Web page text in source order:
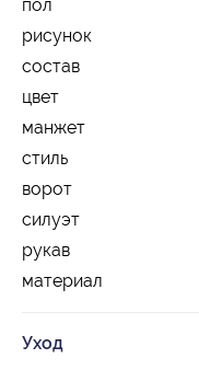
пол
рисунок
состав
цвет
манжет
стиль
ворот
силуэт
рукав
материал
Уход